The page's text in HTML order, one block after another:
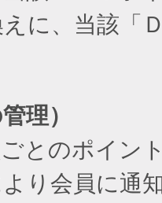
に、当該「
理）
とのポイン
り会員に通